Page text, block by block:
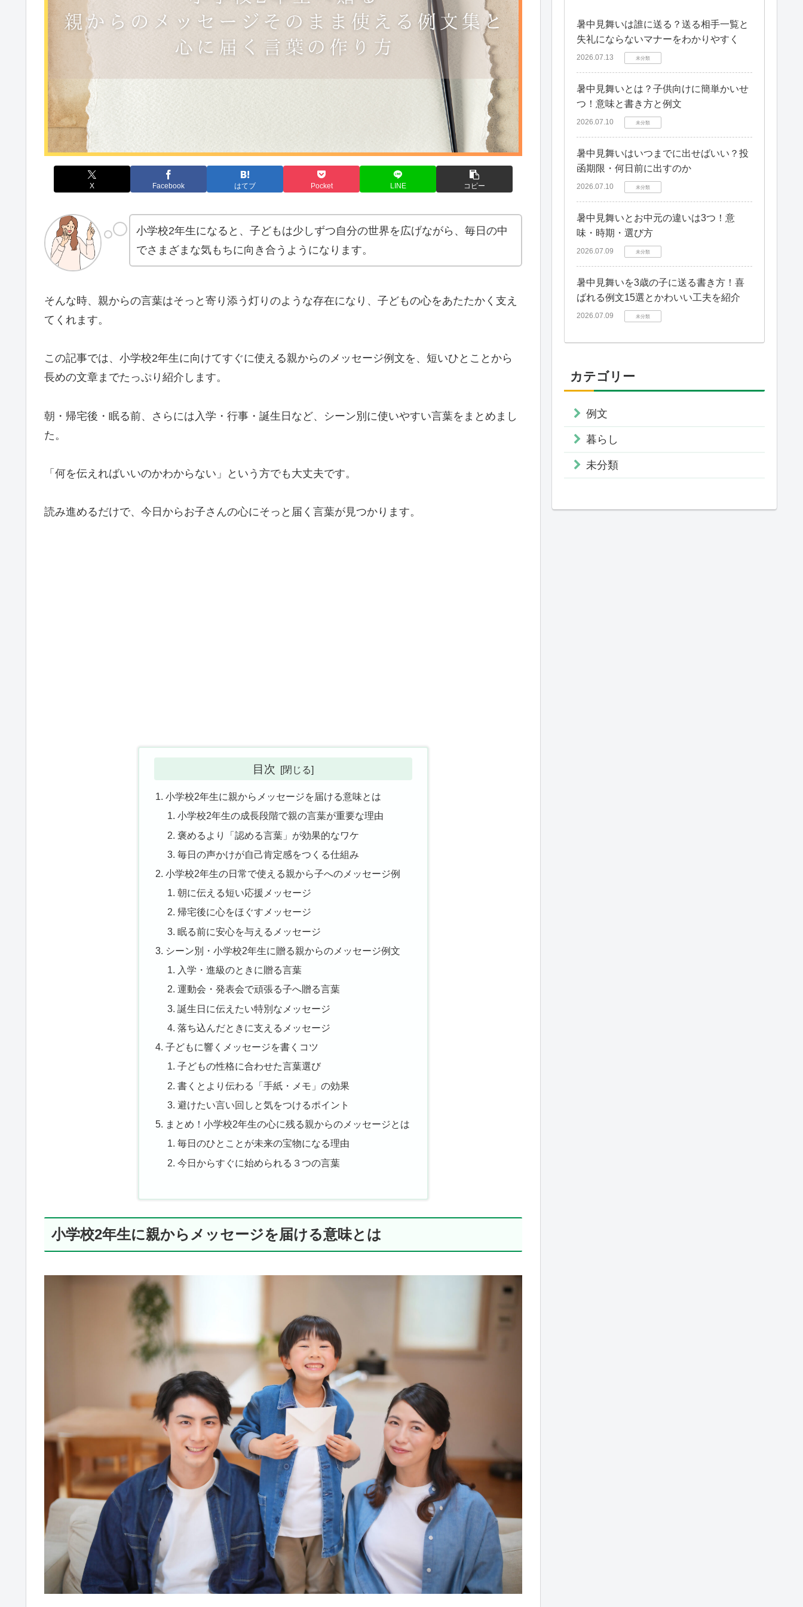
X Facebook はてブ Pocket LINE コピー
小学校2年生になると、子どもは少しずつ自分の世界を広げながら、毎日の中
でさまざまな気もちに向き合うようになります。
そんな時、親からの言葉はそっと寄り添う灯りのような存在になり、子どもの心をあたたかく支え
てくれます。
この記事では、小学校2年生に向けてすぐに使える親からのメッセージ例文を、短いひとことから
長めの文章までたっぷり紹介します。
朝・帰宅後・眠る前、さらには入学・行事・誕生日など、シーン別に使いやすい言葉をまとめまし
た。
「何を伝えればいいのかわからない」という方でも大丈夫です。
読み進めるだけで、今日からお子さんの心にそっと届く言葉が見つかります。
目次
小学校2年生に親からメッセージを届ける意味とは
小学校2年生の成長段階で親の言葉が重要な理由
褒めるより「認める言葉」が効果的なワケ
毎日の声かけが自己肯定感をつくる仕組み
小学校2年生の日常で使える親から子へのメッセージ例
朝に伝える短い応援メッセージ
帰宅後に心をほぐすメッセージ
眠る前に安心を与えるメッセージ
シーン別・小学校2年生に贈る親からのメッセージ例文
入学・進級のときに贈る言葉
運動会・発表会で頑張る子へ贈る言葉
誕生日に伝えたい特別なメッセージ
落ち込んだときに支えるメッセージ
子どもに響くメッセージを書くコツ
子どもの性格に合わせた言葉選び
書くとより伝わる「手紙・メモ」の効果
避けたい言い回しと気をつけるポイント
まとめ！小学校2年生の心に残る親からのメッセージとは
毎日のひとことが未来の宝物になる理由
今日からすぐに始められる３つの言葉
小学校2年生に親からメッセージを届ける意味とは
暑中見舞いは誰に送る？送る相手一覧と
失礼にならないマナーをわかりやすく
2026.07.13 未分類
暑中見舞いとは？子供向けに簡単かいせ
つ！意味と書き方と例文
2026.07.10 未分類
暑中見舞いはいつまでに出せばいい？投
函期限・何日前に出すのか
2026.07.10 未分類
暑中見舞いとお中元の違いは3つ！意
味・時期・選び方
2026.07.09 未分類
暑中見舞いを3歳の子に送る書き方！喜
ばれる例文15選とかわいい工夫を紹介
2026.07.09 未分類
カテゴリー
例文
暮らし
未分類